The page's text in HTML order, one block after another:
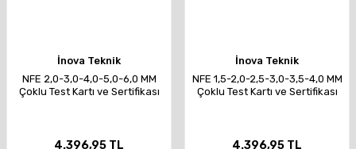
İnova Teknik
NFE 2,0-3,0-4,0-5,0-6,0 MM
Çoklu Test Kartı ve Sertifikası
4.396,95 TL
İnova Teknik
NFE 1,5-2,0-2,5-3,0-3,5-4,0 MM
Çoklu Test Kartı ve Sertifikası
4.396,95 TL